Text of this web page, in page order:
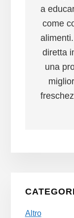
a
come
diretta
una
Primary
Sidebar
Altro